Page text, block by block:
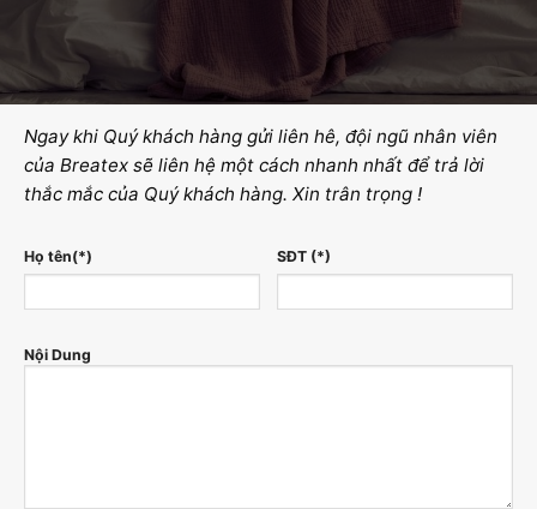
Ngay khi Quý khách hàng gửi liên hê, đội ngũ nhân viên
của Breatex sẽ liên hệ một cách nhanh nhất để trả lời
thắc mắc của Quý khách hàng. Xin trân trọng !
Họ tên(*) SĐT (*)
Nội Dung